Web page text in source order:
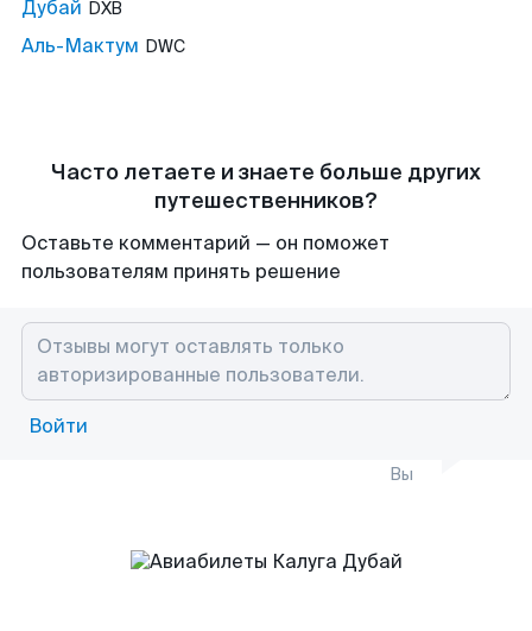
Дубай DXB
Аль-Мактум DWC
Часто летаете и знаете больше других
путешественников?
Оставьте комментарий — он поможет
пользователям принять решение
Войти
Вы